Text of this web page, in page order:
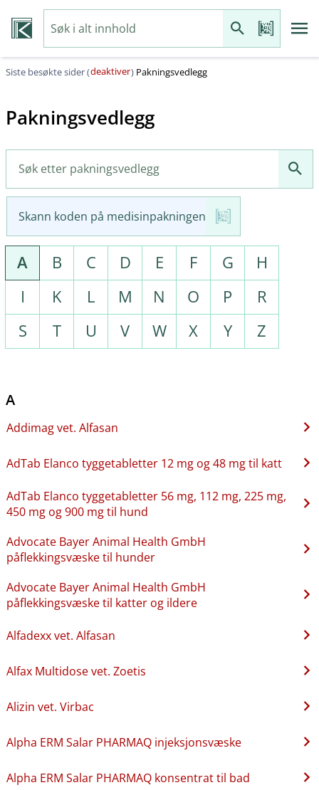
Siste besøkte sider (deaktiver) Pakningsvedlegg
Pakningsvedlegg
Skann koden på medisinpakningen
A B C D E F G
H
I
K L M N O P
R
S
T U V W X Y Z
A
Addimag vet. Alfasan
AdTab Elanco tyggetabletter 12 mg og 48 mg til katt
AdTab Elanco tyggetabletter 56 mg, 112 mg, 225 mg,
450 mg og 900 mg til hund
Advocate Bayer Animal Health GmbH
påflekkingsvæske til hunder
Advocate Bayer Animal Health GmbH
påflekkingsvæske til katter og ildere
Alfadexx vet. Alfasan
Alfax Multidose vet. Zoetis
Alizin vet. Virbac
Alpha ERM Salar PHARMAQ injeksjonsvæske
Alpha ERM Salar PHARMAQ konsentrat til bad